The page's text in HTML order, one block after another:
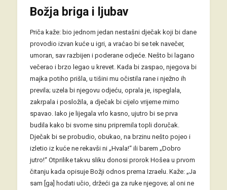
Božja briga i ljubav
Priča kaže: bio jednom jedan nestašni dječak koji bi dane
provodio izvan kuće u igri, a vraćao bi se tek navečer,
umoran, sav razbijen i poderane odjeće. Nešto bi lagano
večerao i brzo legao u krevet. Kada bi zaspao, njegova bi
majka potiho prišla, u tišini mu očistila rane i nježno ih
previla; uzela bi njegovu odjeću, oprala je, ispeglala,
zakrpala i posložila, a dječak bi cijelo vrijeme mirno
spavao. Iako je lijegala vrlo kasno, ujutro bi se prva
budila kako bi svome sinu pripremila topli doručak.
Dječak bi se probudio, obukao, na brzinu nešto pojeo i
izletio iz kuće ne rekavši ni „Hvala!“ ili barem „Dobro
jutro!“ Otprilike takvu sliku donosi prorok Hošea u prvom
čitanju kada opisuje Božji odnos prema Izraelu. Kaže: „Ja
sam [ga] hodati učio, držeći ga za ruke njegove; al oni ne